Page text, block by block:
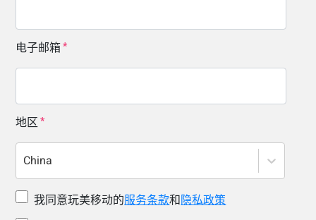
电子邮箱
地区
China
我同意玩美移动的服务条款和 隐私政策